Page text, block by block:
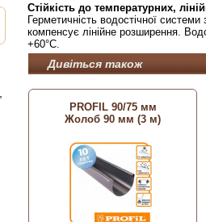
Стійкість до температурних,
Герметичність водостічної
компенсує лінійне розширення.
+60°С.
Дивіться також
PROFIL 90/75 мм
Жолоб 90 мм (3 м)